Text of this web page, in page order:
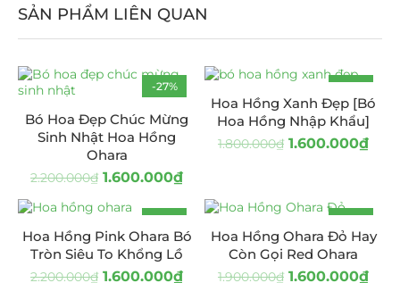
SẢN PHẨM LIÊN QUAN
-27%
Bó Hoa Đẹp Chúc Mừng
Sinh Nhật Hoa Hồng
Ohara
2.200.000₫ 1.600.000₫
-11%
Hoa Hồng Xanh Đẹp [Bó
Hoa Hồng Nhập Khẩu]
1.800.000₫ 1.600.000₫
-27%
Hoa Hồng Pink Ohara Bó
Tròn Siêu To Khổng Lồ
2.200.000₫ 1.600.000₫
-16%
Hoa Hồng Ohara Đỏ Hay
Còn Gọi Red Ohara
1.900.000₫ 1.600.000₫